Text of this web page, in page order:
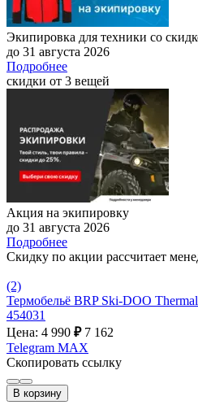
Экипировка для техники со
до 31 августа 2026
Подробнее
скидки от 3 вещей
Акция на экипировку
до 31 августа 2026
Подробнее
Скидку по акции рассчитает
(2)
Термобельё BRP Ski-DOO
454031
Цена: 4 990 ₽ 7 162
Telegram MAX
Скопировать ссылку
В корзину